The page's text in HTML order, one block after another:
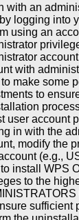
with an
logging into
using an
with
make some
to
user account
in with the
modify the
(e.g.,
install WPS
to the
sufficient